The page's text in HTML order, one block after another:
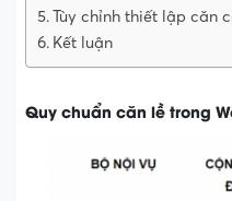
Tùy chỉnh thiết lập căn
Kết luận
Quy chuẩn căn lề trong